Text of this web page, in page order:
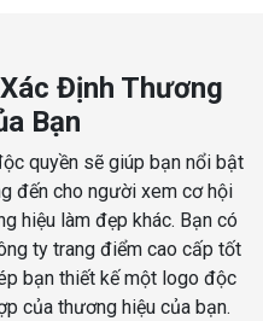
Định Thương
Bạn
quyền sẽ giúp bạn nổi bật
đến cho người xem cơ hội
hiệu làm đẹp khác. Bạn có
ty trang điểm cao cấp tốt
bạn thiết kế một logo độc
của thương hiệu của bạn.